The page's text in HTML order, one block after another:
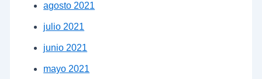
agosto 2021
julio 2021
junio 2021
mayo 2021